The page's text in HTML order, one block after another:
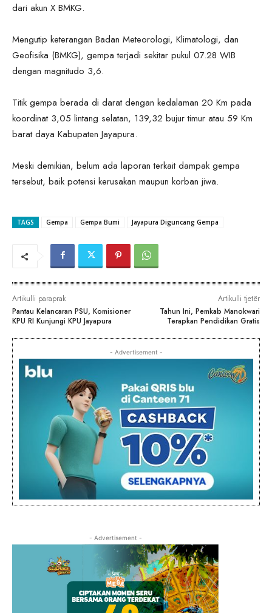
dari akun X BMKG.
Mengutip keterangan Badan Meteorologi, Klimatologi, dan
Geofisika (BMKG), gempa terjadi sekitar pukul 07.28 WIB
dengan magnitudo 3,6.
Titik gempa berada di darat dengan kedalaman 20 Km pada
koordinat 3,05 lintang selatan, 139,32 bujur timur atau 59 Km
barat daya Kabupaten Jayapura.
Meski demikian, belum ada laporan terkait dampak gempa
tersebut, baik potensi kerusakan maupun korban jiwa.
TAGS Gempa Gempa Bumi Jayapura Diguncang Gempa
Artikulli paraprak
Pantau Kelancaran PSU, Komisioner
KPU RI Kunjungi KPU Jayapura
Artikulli tjetër
Tahun Ini, Pemkab Manokwari
Terapkan Pendidikan Gratis
- Advertisement -
- Advertisement -